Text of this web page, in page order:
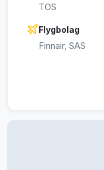
TOS
Flygbolag
Finnair, SAS